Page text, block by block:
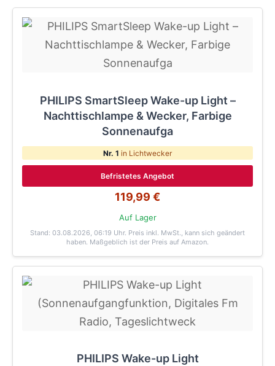
PHILIPS SmartSleep Wake-up Light –
Nachttischlampe & Wecker, Farbige
Sonnenaufga
Nr. 1 in Lichtwecker
Befristetes Angebot
119,99 €
Auf Lager
Stand: 03.08.2026, 06:19 Uhr. Preis inkl. MwSt., kann sich geändert
haben. Maßgeblich ist der Preis auf Amazon.
PHILIPS Wake-up Light